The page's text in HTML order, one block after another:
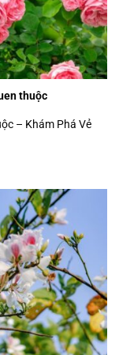
thuộc
– Khám Phá Vẻ